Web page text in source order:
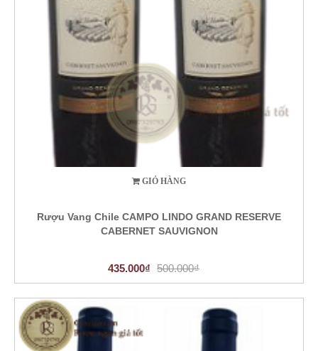
GIỎ HÀNG
Rượu Vang Chile CAMPO LINDO GRAND RESERVE
CABERNET SAUVIGNON
435.000₫ 500.000₫